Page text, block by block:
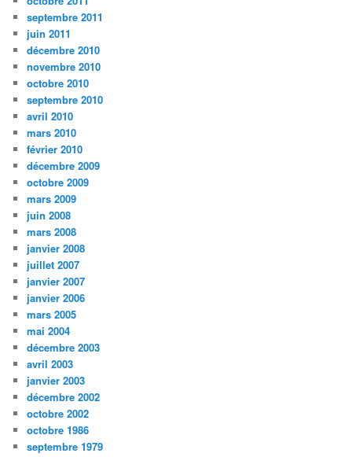
septembre 2011
juin 2011
décembre 2010
novembre 2010
octobre 2010
septembre 2010
avril 2010
mars 2010
février 2010
décembre 2009
octobre 2009
mars 2009
juin 2008
mars 2008
janvier 2008
juillet 2007
janvier 2007
janvier 2006
mars 2005
mai 2004
décembre 2003
avril 2003
janvier 2003
décembre 2002
octobre 2002
octobre 1986
septembre 1979